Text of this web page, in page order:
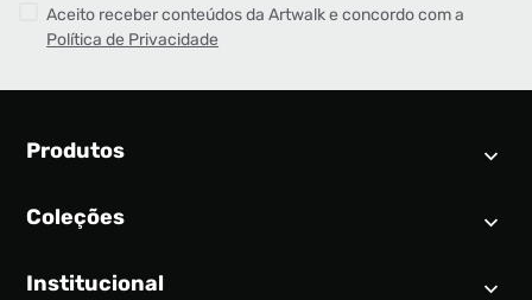
Aceito receber conteúdos da Artwalk e concordo com a
Política de Privacidade
Produtos
Calendário SNEAKER
Tênis
Coleções
Air Jordan 1
Institucional